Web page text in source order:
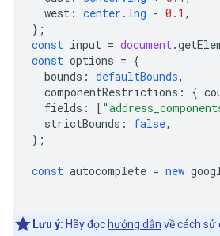
west : center.lng - 0.1 ,
};
const input = document.
const options = {
bounds : defaultBounds,
componentRestrictions : {
fields : [
strictBounds : false,
};
const autocomplete = new
Lưu ý: Hãy đọc hướng dẫn về cách sử